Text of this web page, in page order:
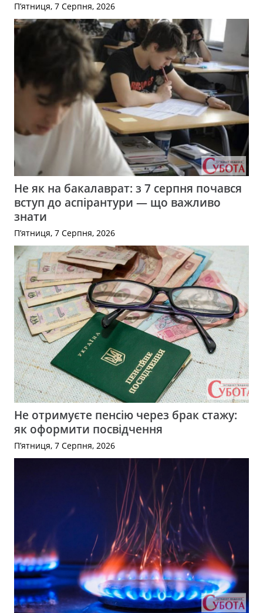
П’ятниця, 7 Серпня, 2026
Не як на бакалаврат: з 7 серпня почався
вступ до аспірантури — що важливо
знати
П’ятниця, 7 Серпня, 2026
Не отримуєте пенсію через брак стажу:
як оформити посвідчення
П’ятниця, 7 Серпня, 2026